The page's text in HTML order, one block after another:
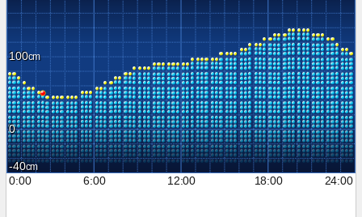
100
0
-40
0:00
6:00 12:00 18:00 24:00